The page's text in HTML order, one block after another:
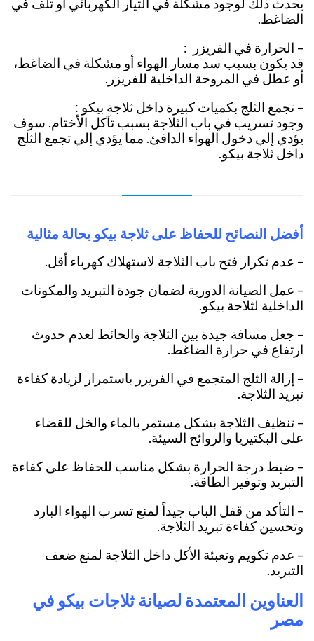
يحدث ذلك لوجود مشكلة في التيار الكهربائي أو تلف في
الضاغط.
– الحرارة في الفريزر :
قد يكون بسبب سد مسار الهواء أو مشكلة في الضاغط،
أو عطل في المروحة الداخلية للفريزر.
– تجمع الثلج بكميات كبيرة داخل ثلاجة بيكو :
وجود تسريب في باب الثلاجة بسبب تآكل الأختام. سوف
يؤدي إلي دخول الهواء الدافئ. مما يؤدي إلي تجمع الثلج
داخل ثلاجة بيكو.
أفضل النصائح للحفاظ على ثلاجة بيكو بحالة مثالية
– عدم تكرار فتح باب الثلاجة لاستهلاك كهرباء أقل.
– عمل الصيانة الدورية لضمان جودة التبريد والمكونات
الداخلية لثلاجة بيكو.
– جعل مسافة جيدة بين الثلاجة والحائط لعدم حدوث
ارتفاع في حرارة الضاغط.
– إزالة الثلج المتجمع في الفريزر باستمرار لزيادة كفاءة
تبريد الثلاجة.
– تنظيف الثلاجة بشكل مستمر بالماء والخل للقضاء
على البكتيريا والروائح السيئة.
– ضبط درجة الحرارة بشكل مناسب للحفاظ على كفاءة
التبريد وتوفير الطاقة.
– التأكد من قفل الباب جيداً لمنع تسرب الهواء البارد
وتحسين كفاءة تبريد الثلاجة.
– عدم تكويم وتعبئة الأكل داخل الثلاجة لمنع ضعف
التبريد.
العناوين المعتمدة لصيانة ثلاجات بيكو في
مصر